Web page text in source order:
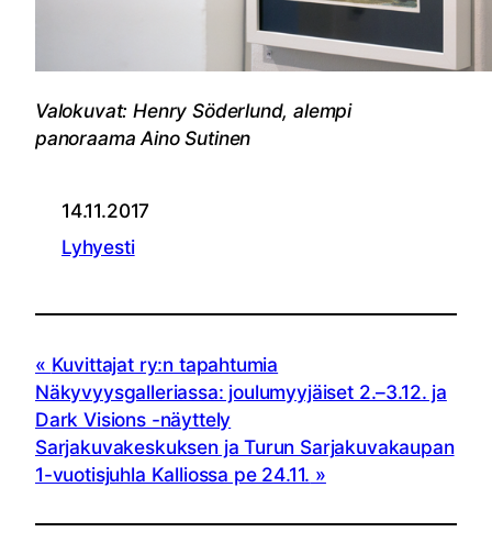
Valokuvat: Henry Söderlund, alempi
panoraama Aino Sutinen
14.11.2017
Lyhyesti
Kuvittajat ry:n tapahtumia
Näkyvyysgalleriassa: joulumyyjäiset 2.–3.12. ja
Dark Visions -näyttely
Sarjakuvakeskuksen ja Turun Sarjakuvakaupan
1-vuotisjuhla Kalliossa pe 24.11.